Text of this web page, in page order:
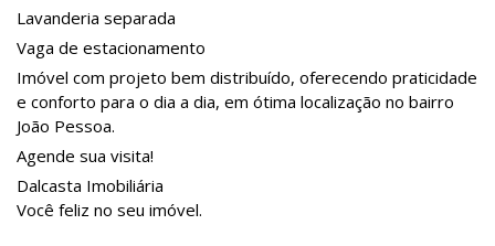
Lavanderia separada
Vaga de estacionamento
Imóvel com projeto bem distribuído, oferecendo praticidade
e conforto para o dia a dia, em ótima localização no bairro
João Pessoa.
Agende sua visita!
Dalcasta Imobiliária
Você feliz no seu imóvel.